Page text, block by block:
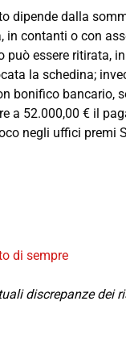
dipende dalla
in contanti o con
può essere ritirata,
la schedina;
bonifico bancario,
a 52.000,00 € il
negli uffici premi
di sempre
discrepanze